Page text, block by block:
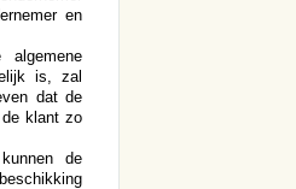
en
is, zal
dat de
klant zo
de